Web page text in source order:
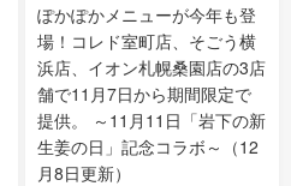
ぽかぽかメニューが今年も登
場！コレド室町店、そごう横
浜店、イオン札幌桑園店の3店
舗で11月7日から期間限定で
提供。 ～11月11日「岩下の新
生姜の日」記念コラボ～（12
月8日更新）